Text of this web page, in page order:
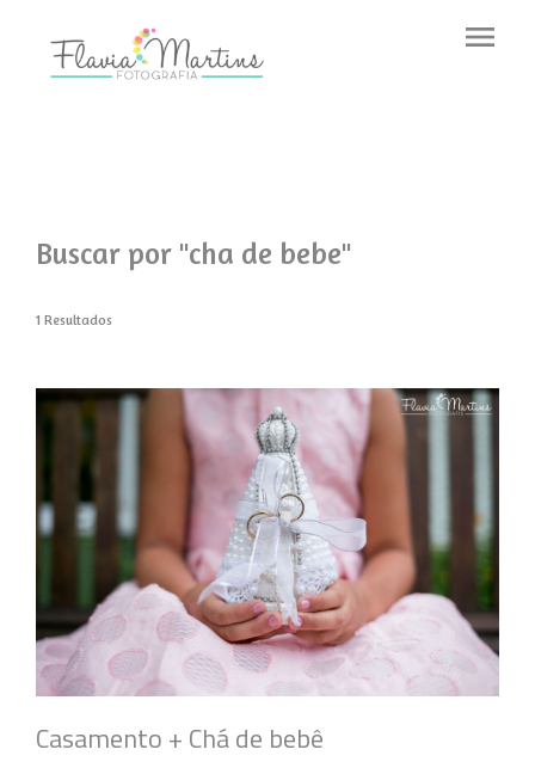
menu
Buscar por "cha de bebe"
1 Resultados
Casamento + Chá de bebê